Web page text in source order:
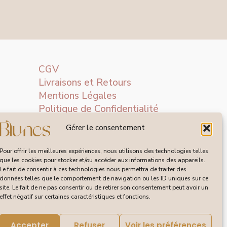
Gérer le consentement
Pour offrir les meilleures expériences, nous utilisons des technologies telles
que les cookies pour stocker et/ou accéder aux informations des appareils.
Le fait de consentir à ces technologies nous permettra de traiter des
données telles que le comportement de navigation ou les ID uniques sur ce
site. Le fait de ne pas consentir ou de retirer son consentement peut avoir un
effet négatif sur certaines caractéristiques et fonctions.
CGV
Livraisons et Retours
Mentions Légales
Politique de Confidentialité